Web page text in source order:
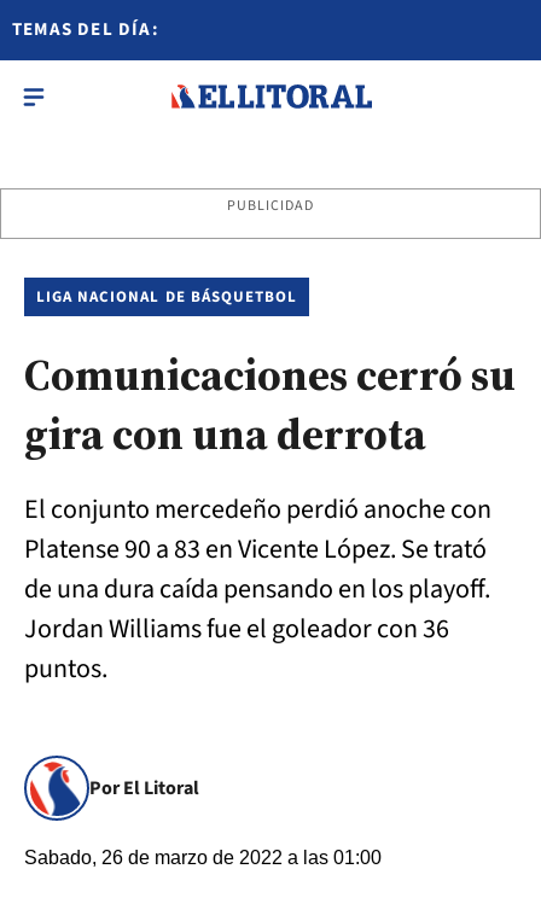
TEMAS DEL DÍA:
PUBLICIDAD
LIGA NACIONAL DE BÁSQUETBOL
Comunicaciones cerró su
gira con una derrota
El conjunto mercedeño perdió anoche con
Platense 90 a 83 en Vicente López. Se trató
de una dura caída pensando en los playoff.
Jordan Williams fue el goleador con 36
puntos.
Por El Litoral
Sabado, 26 de marzo de 2022 a las 01:00